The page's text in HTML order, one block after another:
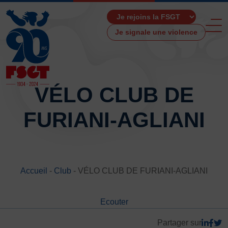
Je signale une violence
ACCUEIL
Les Boutiques F.S.G.T
VÉLO CLUB DE
FURIANI-AGLIANI
Accueil - Club - VÉLO CLUB DE FURIANI-AGLIANI
Ecouter
Partager sur